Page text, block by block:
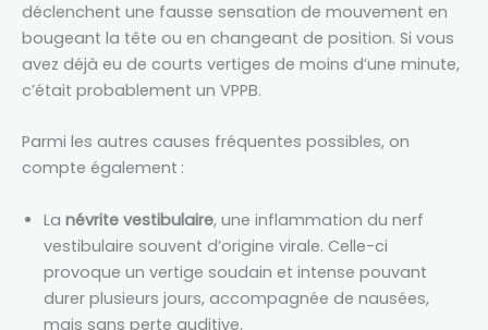
déclenchent une fausse sensation de mouvement en
bougeant la tête ou en changeant de position. Si vous
avez déjà eu de courts vertiges de moins d’une minute,
c’était probablement un VPPB.
Parmi les autres causes fréquentes possibles, on
compte également :
La névrite vestibulaire, une inflammation du nerf
vestibulaire souvent d’origine virale. Celle-ci
provoque un vertige soudain et intense pouvant
durer plusieurs jours, accompagnée de nausées,
mais sans perte auditive.